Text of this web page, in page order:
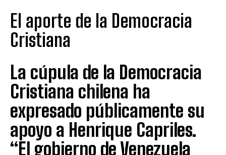
El aporte de la Democracia
Cristiana
La cúpula de la Democracia
Cristiana chilena ha
expresado públicamente su
apoyo a Henrique Capriles.
“El gobierno de Venezuela